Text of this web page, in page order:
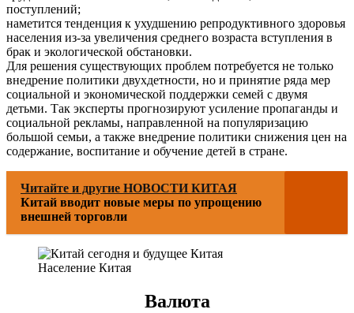
поступлений;
наметится тенденция к ухудшению репродуктивного здоровья
населения из-за увеличения среднего возраста вступления в
брак и экологической обстановки.
Для решения существующих проблем потребуется не только
внедрение политики двухдетности, но и принятие ряда мер
социальной и экономической поддержки семей с двумя
детьми. Так эксперты прогнозируют усиление пропаганды и
социальной рекламы, направленной на популяризацию
большой семьи, а также внедрение политики снижения цен на
содержание, воспитание и обучение детей в стране.
Читайте и другие НОВОСТИ КИТАЯ
Китай вводит новые меры по упрощению
внешней торговли
Население Китая
Валюта